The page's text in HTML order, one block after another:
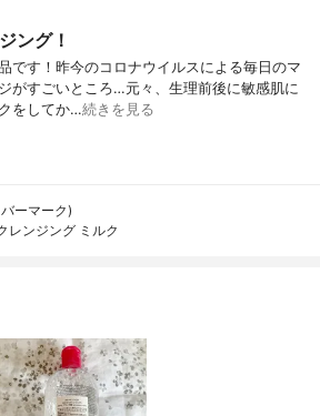
ング！
です！昨今のコロナウイルスによる毎日のマ
がすごいところ…元々、生理前後に敏感肌に
をしてか…続きを見る
ーマーク)
レンジング ミルク